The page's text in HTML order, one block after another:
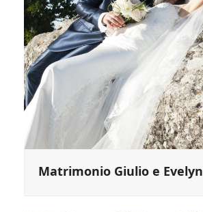
Matrimonio Giulio e Evelyn